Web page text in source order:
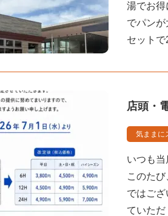
湯でお得
でパン
セット
店頭・
気ままに
いつも
このた
ではご
ていた